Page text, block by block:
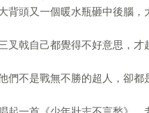
背頭又一個暖水瓶砸中後腦，
叉戟自己都覺得不好意思，才
們不是戰無不勝的超人，卻都